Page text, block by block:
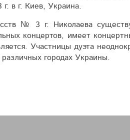
в г. Киев, Украина.
№ 3 г. Николаева
концертов, имеет
Участницы дуэта
городах Украины.